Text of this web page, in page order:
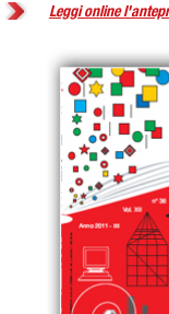
Leggi online